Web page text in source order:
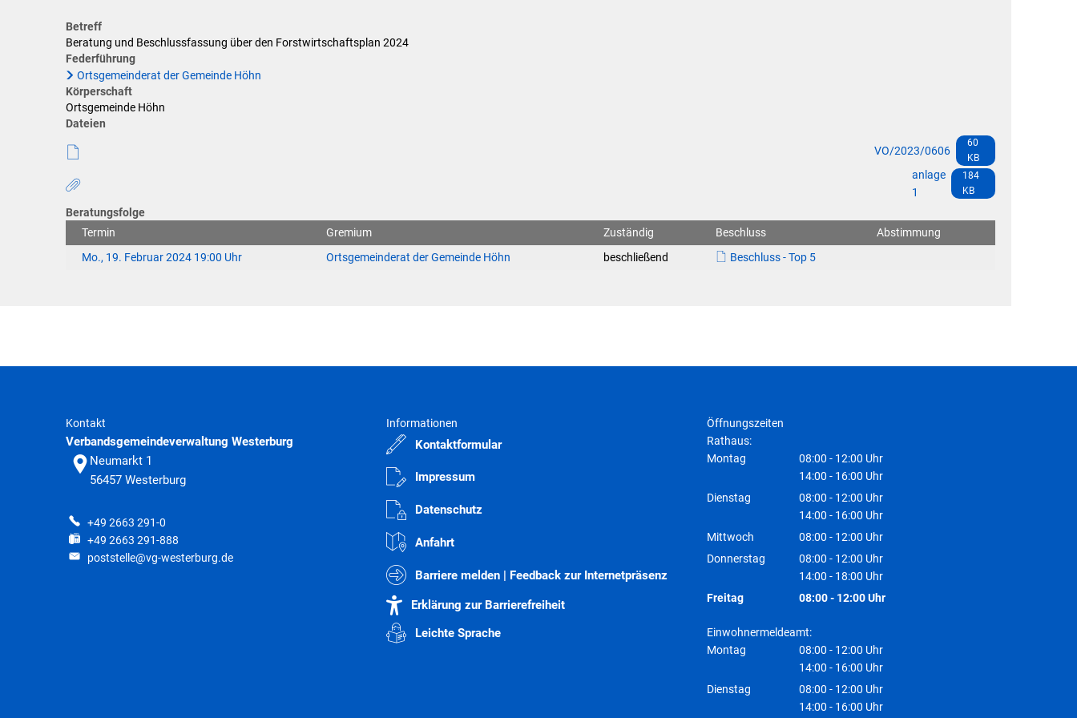
Wasser & Abwasser
Förderungen der VG für private Umbauten
Feuerwehr
SEPA
Behörden im Westerwaldkreis
Wasserzähler online
Aktuelle Förderungen
Sonstige Formulare & Anträge
Terminvergabe
Betreff
Beratung und Beschlussfassung über den Forstwirtschaftsplan 2024
Federführung
Ortsgemeinderat der Gemeinde Höhn
Körperschaft
Ortsgemeinde Höhn
Dateien
VO/2023/0606
60
KB
anlage
1
184
KB
Beratungsfolge
Termin
Gremium Zuständig Beschluss
Abstimmung
Mo., 19. Februar 2024 19:00 Uhr
Ortsgemeinderat der Gemeinde Höhn beschließend Beschluss - Top 5
Kontakt
Verbandsgemeindeverwaltung Westerburg
Neumarkt 1
56457 Westerburg
+49 2663 291-0
+49 2663 291-888
poststelle@vg-westerburg.de
Informationen
Kontaktformular
Impressum
Datenschutz
Anfahrt
Barriere melden | Feedback zur Internetpräsenz
Erklärung zur Barrierefreiheit
Leichte Sprache
Öffnungszeiten
Rathaus:
Montag
08:00 - 12:00 Uhr
Von 08:00 bis 12:00 Uhr
14:00 - 16:00 Uhr
Von 14:00 bis 16:00 Uhr
Dienstag 08:00 - 12:00 Uhr
Von 08:00 bis 12:00 Uhr
14:00 - 16:00 Uhr
Von 14:00 bis 16:00 Uhr
Mittwoch 08:00 - 12:00 Uhr
Von 08:00 bis 12:00 Uhr
Donnerstag 08:00 - 12:00 Uhr
Von 08:00 bis 12:00 Uhr
14:00 - 18:00 Uhr
Von 14:00 bis 18:00 Uhr
Freitag 08:00- 12:00Uhr
Einwohnermeldeamt:
Montag
08:00 - 12:00 Uhr
Von 08:00 bis 12:00 Uhr
14:00 - 16:00 Uhr
Von 14:00 bis 16:00 Uhr
Dienstag 08:00 - 12:00 Uhr
Von 08:00 bis 12:00 Uhr
14:00 - 16:00 Uhr